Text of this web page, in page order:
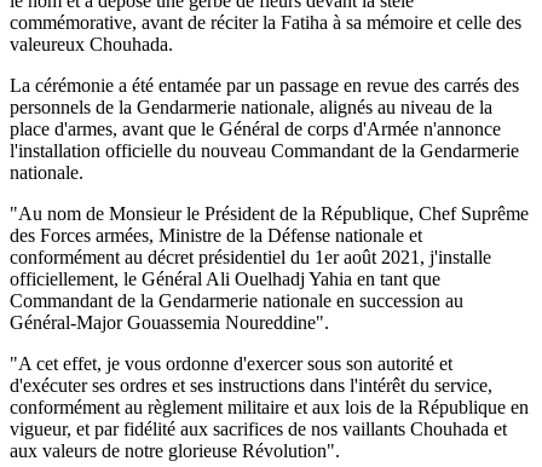
commémorative, avant de réciter la Fatiha à sa mémoire et celle des
valeureux Chouhada.
La cérémonie a été entamée par un passage en revue des carrés des
personnels de la Gendarmerie nationale, alignés au niveau de la
place d'armes, avant que le Général de corps d'Armée n'annonce
l'installation officielle du nouveau Commandant de la Gendarmerie
nationale.
"Au nom de Monsieur le Président de la République, Chef Suprême
des Forces armées, Ministre de la Défense nationale et
conformément au décret présidentiel du 1er août 2021, j'installe
officiellement, le Général Ali Ouelhadj Yahia en tant que
Commandant de la Gendarmerie nationale en succession au
Général-Major Gouassemia Noureddine".
"A cet effet, je vous ordonne d'exercer sous son autorité et
d'exécuter ses ordres et ses instructions dans l'intérêt du service,
conformément au règlement militaire et aux lois de la République en
vigueur, et par fidélité aux sacrifices de nos vaillants Chouhada et
aux valeurs de notre glorieuse Révolution".